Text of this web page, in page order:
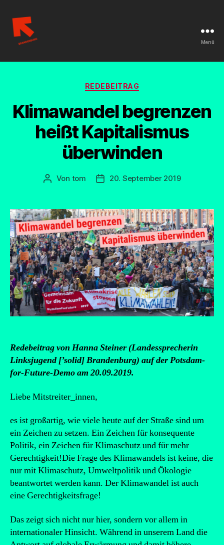
Brandenburg
Menü
Kategorien
REDEBEITRAG
Klimawandel begrenzen
heißt Kapitalismus
überwinden
Beitragsautor
Von tom Beitragsdatum
20. September 2019
Redebeitrag von Hanna Steiner (Landessprecherin
Linksjugend [’solid] Brandenburg) auf der Potsdam-
for-Future-Demo am 20.09.2019.
Liebe Mitstreiter_innen,
es ist großartig, wie viele heute auf der Straße sind um
ein Zeichen zu setzen. Ein Zeichen für konsequente
Politik, ein Zeichen für Klimaschutz und für mehr
Gerechtigkeit!Die Frage des Klimawandels ist keine, die
nur mit Klimaschutz, Umweltpolitik und Ökologie
beantwortet werden kann. Der Klimawandel ist auch
eine Gerechtigkeitsfrage!
Das zeigt sich nicht nur hier, sondern vor allem in
internationaler Hinsicht. Während in unserem Land die